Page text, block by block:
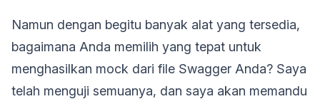
Namun dengan begitu banyak alat yang tersedia,
bagaimana Anda memilih yang tepat untuk
menghasilkan mock dari file Swagger Anda? Saya
telah menguji semuanya, dan saya akan memandu